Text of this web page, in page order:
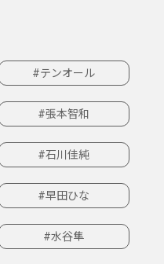
#テンオール
#張本智和
#石川佳純
#早田ひな
#水谷隼